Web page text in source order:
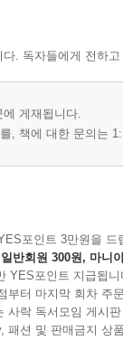
. 독자들에게 전하
게재됩니다.
, 책에 대한 문의는
포인트 3만원을 드
일반회원 300원, 마니
YES포인트 지급됩니
부터 마지막 회차 주
사락 독서모임 게시
패션 및 판매금지 상